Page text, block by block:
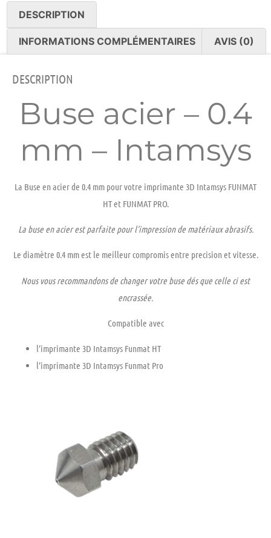
DESCRIPTION
INFORMATIONS COMPLÉMENTAIRES AVIS (0)
DESCRIPTION
Buse acier – 0.4
mm – Intamsys
La Buse en acierde 0.4 mm pour votre imprimante 3D Intamsys FUNMAT
HT et FUNMAT PRO.
La buse enacierest parfaite pour l’impression de matériauxabrasifs.
Le diamètre 0.4 mmest le meilleur compromis entre precision et vitesse.
Nous vous recommandons de changer votre buse dés que celle ci est
encrassée.
Compatible avec
l’imprimante 3D Intamsys Funmat HT
l’imprimante 3D Intamsys Funmat Pro